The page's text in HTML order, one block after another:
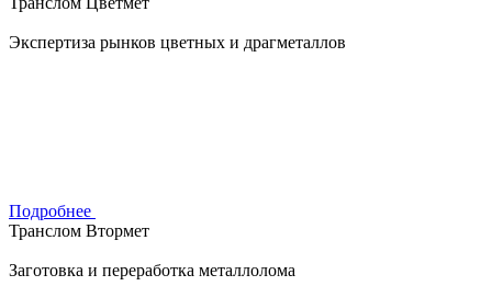
Экспертиза рынков цветных и драгметаллов
Подробнее
Транслом Втормет
Заготовка и переработка металлолома